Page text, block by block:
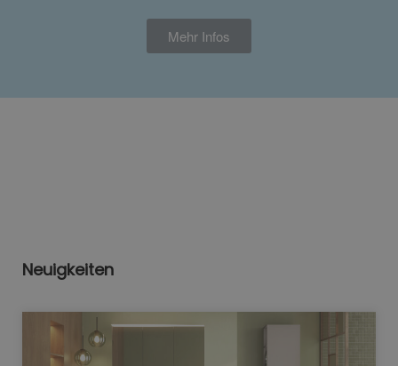
Mehr Infos
Neuigkeiten